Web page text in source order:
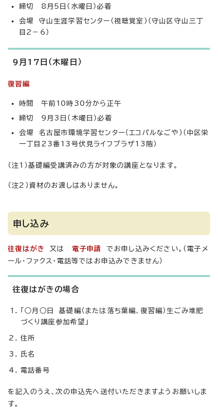
締切 8月5日（水曜日）必着
会場 守山生涯学習センター（視聴覚室）（守山区守山三丁
目2－6）
9月17日（木曜日）
復習編
時間 午前10時30分から正午
締切 9月3日（木曜日）必着
会場 名古屋市環境学習センター（エコパルなごや）（中区栄
一丁目23番13号伏見ライフプラザ13階）
（注1）基礎編受講済みの方が対象の講座となります。
（注2）資材のお渡しはありません。
申し込み
往復はがき 又は 電子申請
でお申し込みください。（電子メ
ール・ファクス・電話等ではお申込みできません）
往復はがきの場合
「○月○日 基礎編（または落ち葉編、復習編）生ごみ堆肥
づくり講座参加希望」
住所
氏名
電話番号
を記入のうえ、次の申込先へ送付いただきますようお願いしま
す。